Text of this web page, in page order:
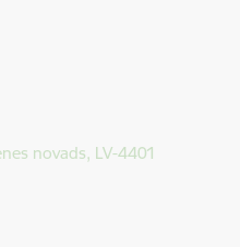
novads, LV-4401